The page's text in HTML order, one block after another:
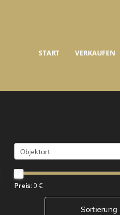
START VERKAUFEN
Preis: 0 €
Sortierung